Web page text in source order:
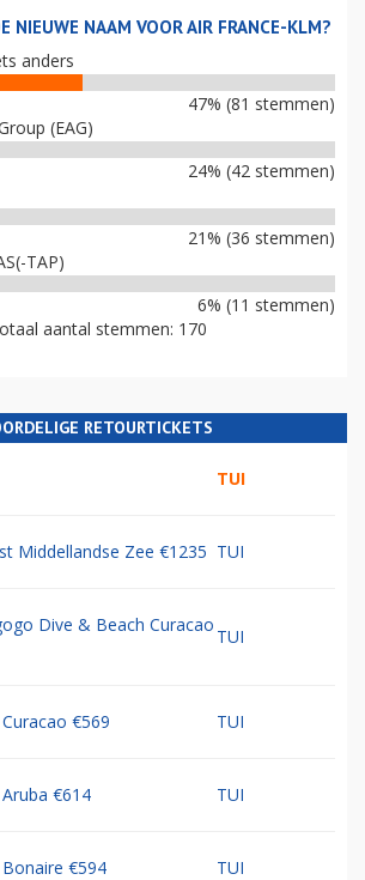
NIEUWE NAAM VOOR AIR FRANCE-KLM?
anders
47% (81 stemmen)
(EAG)
24% (42 stemmen)
21% (36 stemmen)
TAP)
6% (11 stemmen)
aantal stemmen: 170
RETOURTICKETS
TUI
Middellandse Zee €1235 TUI
Dive & Beach Curacao
TUI
€569 TUI
€614 TUI
€594 TUI